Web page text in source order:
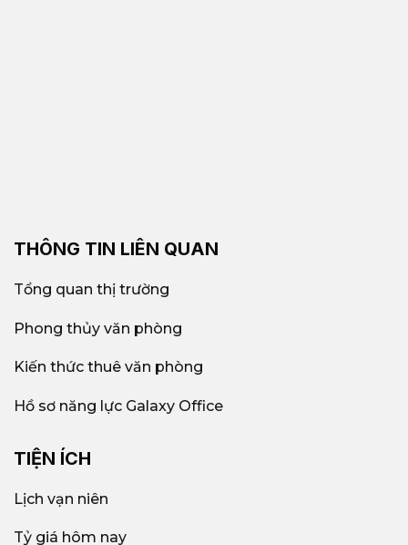
THÔNG TIN LIÊN QUAN
Tổng quan thị trường
Phong thủy văn phòng
Kiến thức thuê văn phòng
Hồ sơ năng lực Galaxy Office
TIỆN ÍCH
Lịch vạn niên
Tỷ giá hôm nay